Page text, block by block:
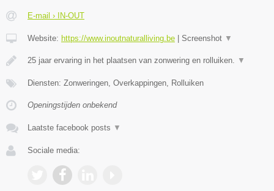
E-mail › IN-OUT
Website: https://www.inoutnaturalliving.be | Screenshot ▼
25 jaar ervaring in het plaatsen van zonwering en rolluiken. ▼
Diensten: Zonweringen, Overkappingen, Rolluiken
Openingstijden onbekend
Laatste facebook posts ▼
Sociale media: